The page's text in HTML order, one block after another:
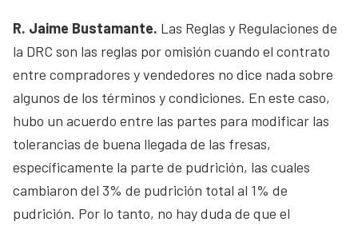
R. Jaime Bustamante. Las Reglas y Regulaciones de
la DRC son las reglas por omisión cuando el contrato
entre compradores y vendedores no dice nada sobre
algunos de los términos y condiciones. En este caso,
hubo un acuerdo entre las partes para modificar las
tolerancias de buena llegada de las fresas,
específicamente la parte de pudrición, las cuales
cambiaron del 3% de pudrición total al 1% de
pudrición. Por lo tanto, no hay duda de que el